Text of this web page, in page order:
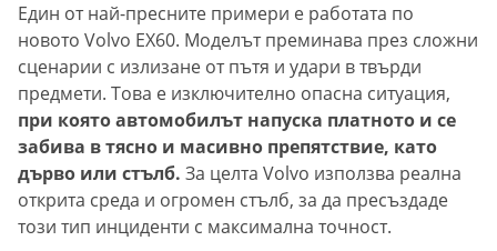
Един от най-пресните примери е работата по
новото Volvo EX60. Моделът преминава през сложни
сценарии с излизане от пътя и удари в твърди
предмети. Това е изключително опасна ситуация,
при която автомобилът напуска платното и се
забива в тясно и масивно препятствие, като
дърво или стълб. За целта Volvo използва реална
открита среда и огромен стълб, за да пресъздаде
този тип инциденти с максимална точност.